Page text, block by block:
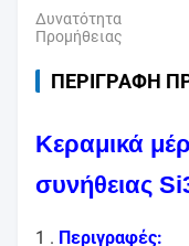
Δυνατότητα
Προμήθειας
ΠΕΡΙΓΡΑΦΉ
Κεραμικά
συνήθειας
1 . Περιγραφές: